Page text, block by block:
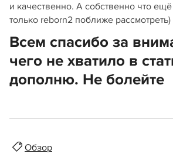
и качественно. А собственно что
только reborn2 поближе рассмотреть)
Всем спасибо за
чего не хватило в
дополню. Не болейте
Обзор